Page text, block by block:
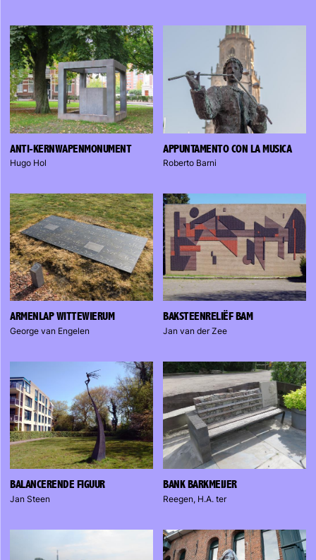
ANTI-KERNWAPENMONUMENT
Hugo Hol
APPUNTAMENTO CON LA MUSICA
Roberto Barni
ARMENLAP WITTEWIERUM
George van Engelen
BAKSTEENRELIËF BAM
Jan van der Zee
BALANCERENDE FIGUUR
Jan Steen
BANK BARKMEIJER
Reegen, H.A. ter